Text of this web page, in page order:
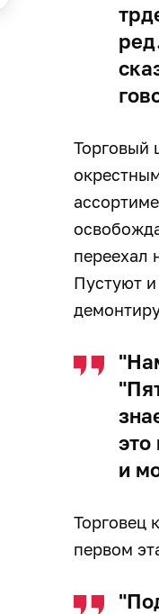
Торговый
переехал
Пустуют и
это
и
Торговец
первом